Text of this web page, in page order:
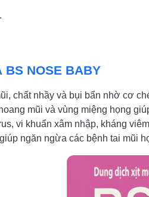
BS NOSE BABY
chất nhầy và bụi bẩn nhờ cơ
mũi và vùng miệng họng
vi khuẩn xâm nhập, kháng
ngăn ngừa các bệnh tai mũi